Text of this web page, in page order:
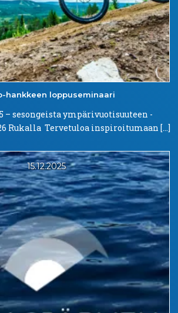
hankkeen loppuseminaari
– sesongeista ympärivuotisuuteen -
Rukalla Tervetuloa inspiroitumaan […]
15.12.2025